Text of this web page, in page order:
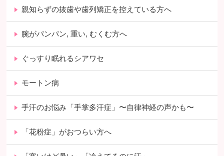
親知らずの抜歯や歯列矯正を控えている方へ
腕がパンパン, 重い, むくむ方へ
ぐっすり眠れるシアワセ
モートン病
手汗のお悩み「手掌多汗症」〜自律神経の声かも〜
「花粉症」がおつらい方へ